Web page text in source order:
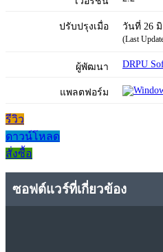
ปรับปรุงเมื่อ วันที่ 26
(Last
ผู้พัฒนา DRPU
แพลตฟอร์ม
รีวิว
ดาวน์โหลด
สั่งซื้อ
ซอฟต์แวร์ที่เกี่ยวข้อง